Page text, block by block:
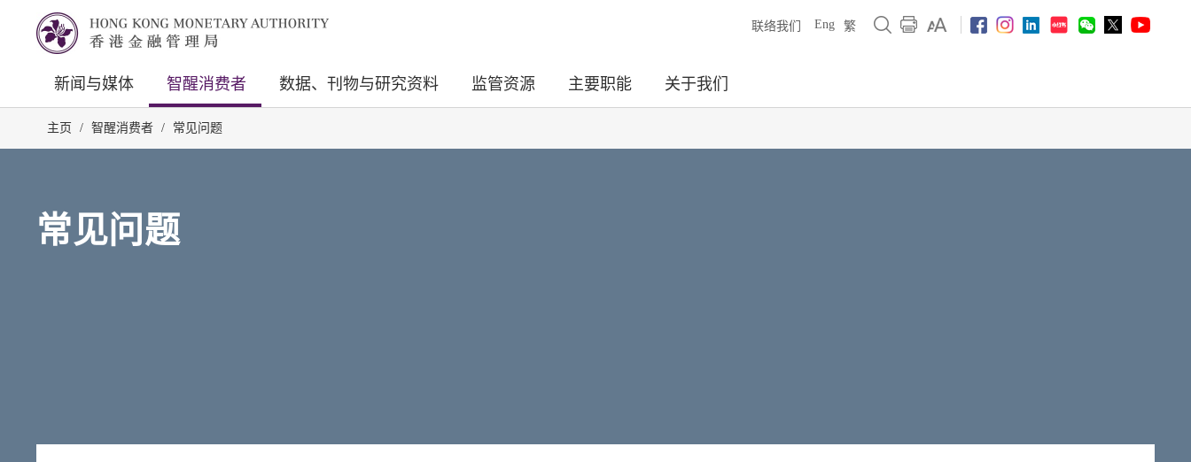
联络我们 Eng 繁
新闻与媒体 智醒消费者 数据、刊物与研究资料 监管资源 主要职能 关于我们
主页 / 智醒消费者 / 常见问题
常见问题